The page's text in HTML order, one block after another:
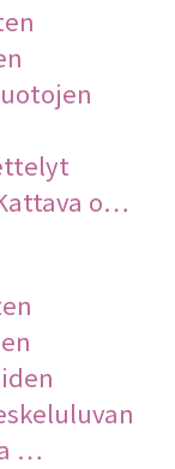
o…
…